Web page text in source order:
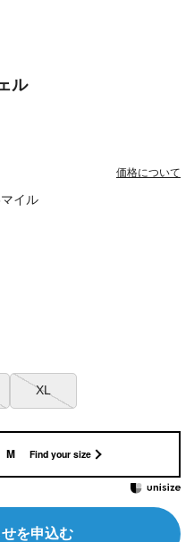
イル
ル
価格について
XL
を申込む
M Find your size